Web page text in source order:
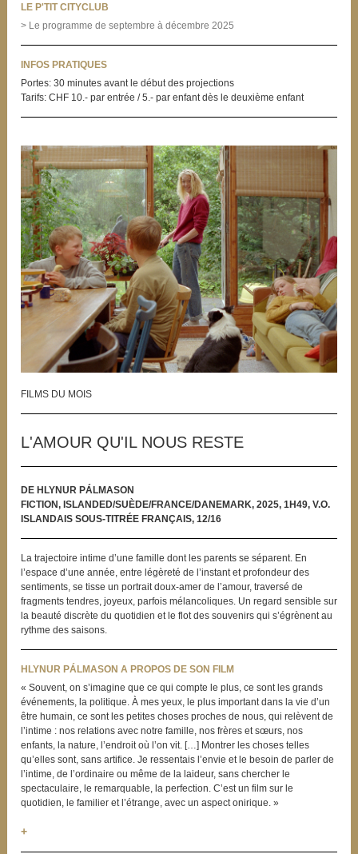
LE P'TIT CITYCLUB
> Le programme de septembre à décembre 2025
INFOS PRATIQUES
Portes: 30 minutes avant le début des projections
Tarifs: CHF 10.- par entrée / 5.- par enfant dès le deuxième enfant
FILMS DU MOIS
L'AMOUR QU'IL NOUS RESTE
DE HLYNUR PÁLMASON
FICTION, ISLANDED/SUÈDE/FRANCE/DANEMARK, 2025, 1H49, V.O.
ISLANDAIS SOUS-TITRÉE FRANÇAIS, 12/16
La trajectoire intime d’une famille dont les parents se séparent. En
l’espace d’une année, entre légèreté de l’instant et profondeur des
sentiments, se tisse un portrait doux-amer de l’amour, traversé de
fragments tendres, joyeux, parfois mélancoliques. Un regard sensible sur
la beauté discrète du quotidien et le flot des souvenirs qui s’égrènent au
rythme des saisons.
HLYNUR PÁLMASON A PROPOS DE SON FILM
« Souvent, on s’imagine que ce qui compte le plus, ce sont les grands
événements, la politique. À mes yeux, le plus important dans la vie d’un
être humain, ce sont les petites choses proches de nous, qui relèvent de
l’intime : nos relations avec notre famille, nos frères et sœurs, nos
enfants, la nature, l’endroit où l’on vit. […] Montrer les choses telles
qu’elles sont, sans artifice. Je ressentais l’envie et le besoin de parler de
l’intime, de l’ordinaire ou même de la laideur, sans chercher le
spectaculaire, le remarquable, la perfection. C’est un film sur le
quotidien, le familier et l’étrange, avec un aspect onirique. »
+